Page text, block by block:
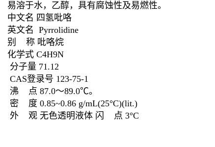
易溶于水，乙醇，具有腐蚀性及易燃性。
中文名 四氢吡咯
英文名 Pyrrolidine
别 称 吡咯烷
化学式 C4H9N
分子量 71.12
CAS登录号 123-75-1
沸 点 87.0～89.0℃。
密 度 0.85~0.86 g/mL(25°C)(lit.)
外 观 无色透明液体 闪 点 3°C